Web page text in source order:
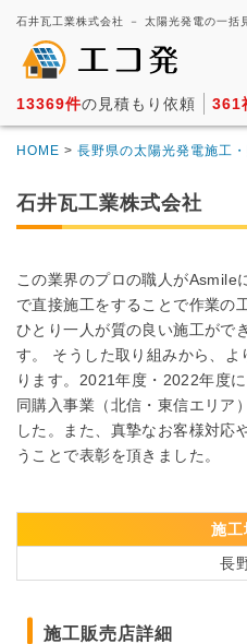
石井瓦工業株式会社 － 太陽光発電の一括
13369件の見積もり依頼 361
HOME > 長野県の太陽光発電施工
石井瓦工業株式会社
この業界のプロの職人がAsmile
で直接施工をすることで作業の
ひとり一人が質の良い施工がで
す。 そうした取り組みから、
ります。2021年度・2022年度
同購入事業（北信・東信エリア
した。また、真摯なお客様対応
うことで表彰を頂きました。
施工
長
施工販売店詳細